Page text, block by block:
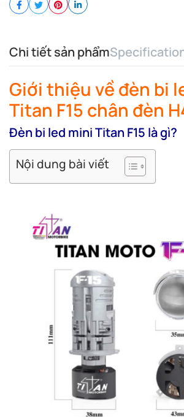
Chi tiết sản phẩm
Giới thiệu về đèn bi
Titan F15 chân đèn
Đèn bi led mini Titan F15 là gì?
Nội dung bài viết